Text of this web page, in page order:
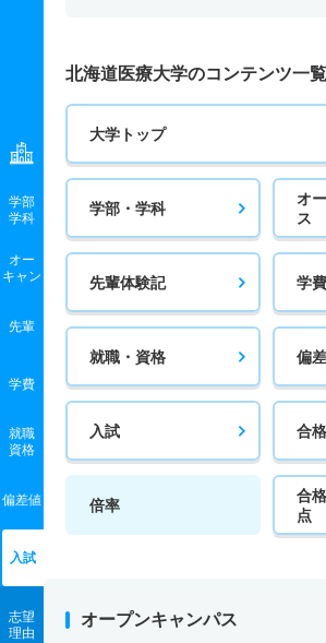
学部
学科
オー
キャン
先輩
学費
就職
資格
偏差値
入試
志望
理由
北海道医療大学のコンテンツ一覧
大学トップ
学部・学科
オ
ス
先輩体験記 学費
就職・資格 偏
入試 合
倍率
合
点
オープンキャンパス